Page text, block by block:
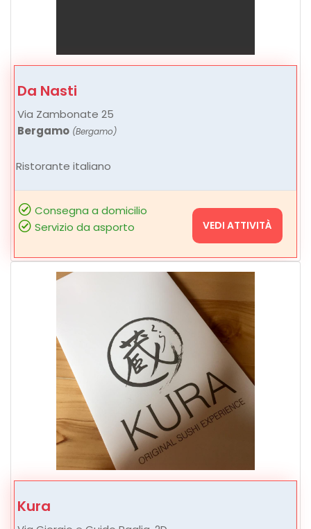
Da Nasti
Via Zambonate 25
Bergamo (Bergamo)
Ristorante italiano
Consegna a domicilio
Servizio da asporto
VEDI ATTIVITÀ
Kura